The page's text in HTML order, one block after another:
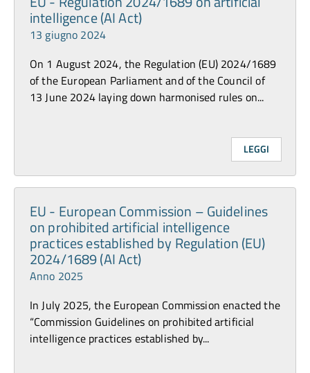
intelligence (AI Act)
13 giugno 2024
On 1 August 2024, the Regulation (EU) 2024/1689
of the European Parliament and of the Council of
13 June 2024 laying down harmonised rules on...
LEGGI
EU - European Commission – Guidelines
on prohibited artificial intelligence
practices established by Regulation (EU)
2024/1689 (AI Act)
Anno 2025
In July 2025, the European Commission enacted the
“Commission Guidelines on prohibited artificial
intelligence practices established by...